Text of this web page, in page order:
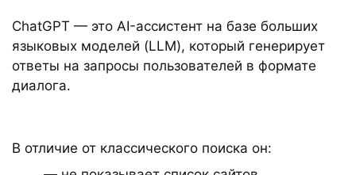
ChatGPT — это AI-ассистент на базе больших
языковых моделей (LLM), который генерирует
ответы на запросы пользователей в формате
диалога.
В отличие от классического поиска он: